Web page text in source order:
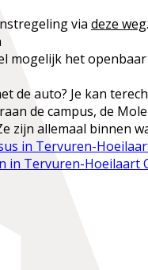
via deze weg.
mogelijk het
de auto? Je kan
de campus, de
zijn allemaal binnen
in Tervuren-
in Tervuren-Hoeilaart